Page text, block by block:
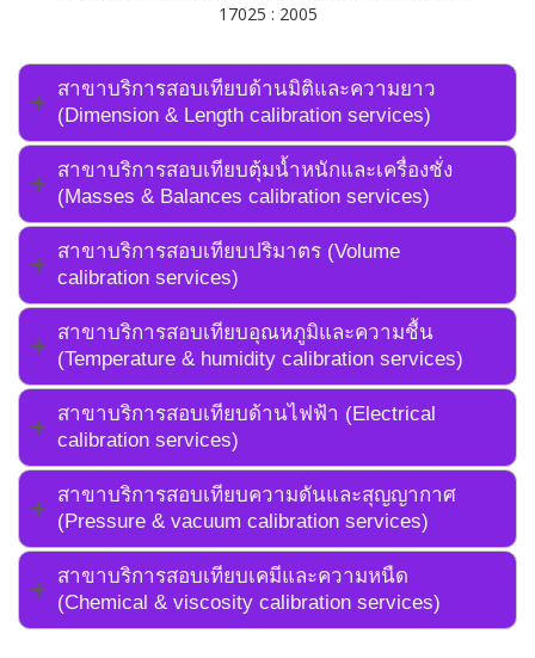
17025 : 2005
สาขาบริการสอบเทียบด้านมิติและความยาว
(Dimension & Length calibration services)
สาขาบริการสอบเทียบตุ้มน้ำหนักและเครื่องชั่ง
(Masses & Balances calibration services)
สาขาบริการสอบเทียบปริมาตร (Volume
calibration services)
สาขาบริการสอบเทียบอุณหภูมิและความชื้น
(Temperature & humidity calibration services)
สาขาบริการสอบเทียบด้านไฟฟ้า (Electrical
calibration services)
สาขาบริการสอบเทียบความดันและสุญญากาศ
(Pressure & vacuum calibration services)
สาขาบริการสอบเทียบเคมีและความหนืด
(Chemical & viscosity calibration services)